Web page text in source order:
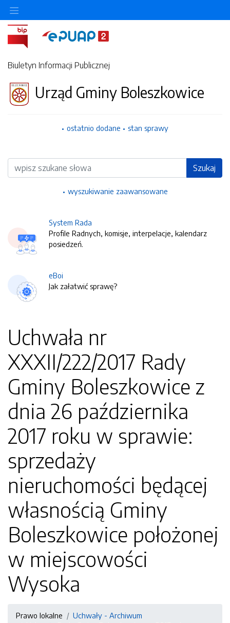
Biuletyn Informacji Publicznej
Urząd Gminy Boleszkowice
ostatnio dodane stan sprawy
Wyszukiwarka Szukaj
wyszukiwanie zaawansowane
System Rada
Profile Radnych, komisje, interpelacje, kalendarz
posiedzeń.
eBoi
Jak załatwić sprawę?
Uchwała nr
XXXII/222/2017 Rady
Gminy Boleszkowice z
dnia 26 października
2017 roku w sprawie:
sprzedaży
nieruchomości będącej
własnością Gminy
Boleszkowice położonej
w miejscowości
Wysoka
Prawo lokalne
Uchwały - Archiwum